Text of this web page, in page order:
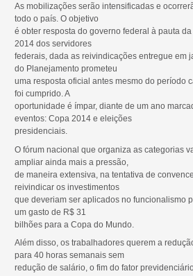
As mobilizações serão intensificadas e
todo o país. O objetivo
é obter resposta do governo federal à pauta
2014 dos servidores
federais, dada as reivindicações entregue em
do Planejamento prometeu
uma resposta oficial antes mesmo do período
foi cumprido. A
oportunidade é ímpar, diante de um ano
eventos: Copa 2014 e eleições
presidenciais.
O fórum nacional que organiza as categorias
ampliar ainda mais a pressão,
de maneira extensiva, na tentativa de
reivindicar os investimentos
que deveriam ser aplicados no funcionalismo
um gasto de R$ 31
bilhões para a Copa do Mundo.
Além disso, os trabalhadores querem a
para 40 horas semanais sem
redução de salário, o fim do fator